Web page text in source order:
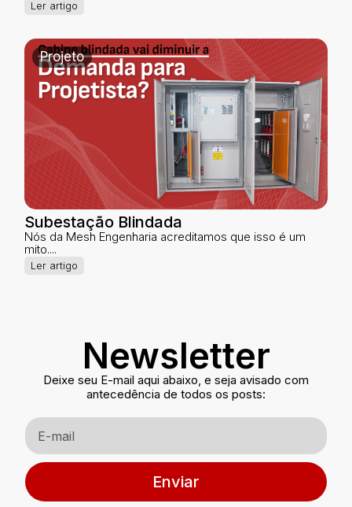
Ler artigo
Projeto
Subestação Blindada
Nós da Mesh Engenharia acreditamos que isso é um
mito....
Ler artigo
Newsletter
Deixe seu E-mail aqui abaixo, e seja avisado com
antecedência de todos os posts:
Enviar